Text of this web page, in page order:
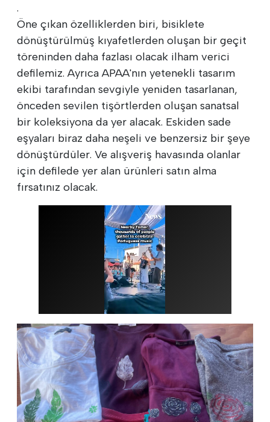
.
Öne çıkan özelliklerden biri, bisiklete
dönüştürülmüş kıyafetlerden oluşan bir geçit
töreninden daha fazlası olacak ilham verici
defilemiz. Ayrıca APAA'nın yetenekli tasarım
ekibi tarafından sevgiyle yeniden tasarlanan,
önceden sevilen tişörtlerden oluşan sanatsal
bir koleksiyona da yer alacak. Eskiden sade
eşyaları biraz daha neşeli ve benzersiz bir şeye
dönüştürdüler. Ve alışveriş havasında olanlar
için defilede yer alan ürünleri satın alma
fırsatınız olacak.